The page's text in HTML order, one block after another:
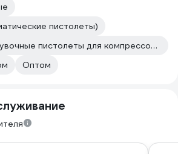
пистолеты)
В блистере (продувочные пистолеты для компрессоров)
Оптом